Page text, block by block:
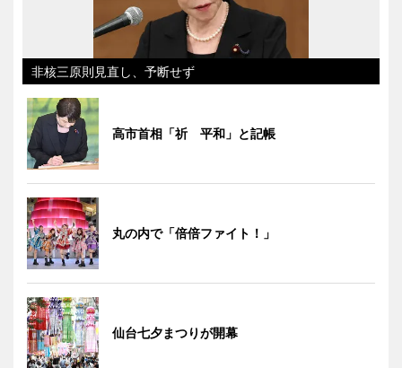
非核三原則見直し、予断せず
高市首相「祈 平和」と記帳
丸の内で「倍倍ファイト！」
仙台七夕まつりが開幕